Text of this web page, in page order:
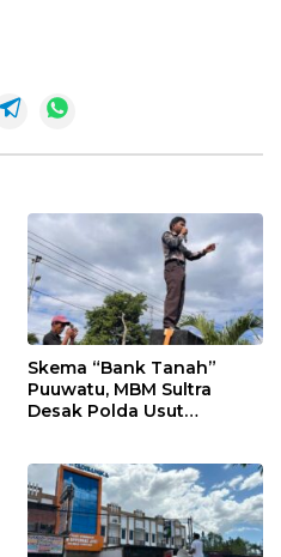
Skema “Bank Tanah”
Puuwatu, MBM Sultra
Desak Polda Usut